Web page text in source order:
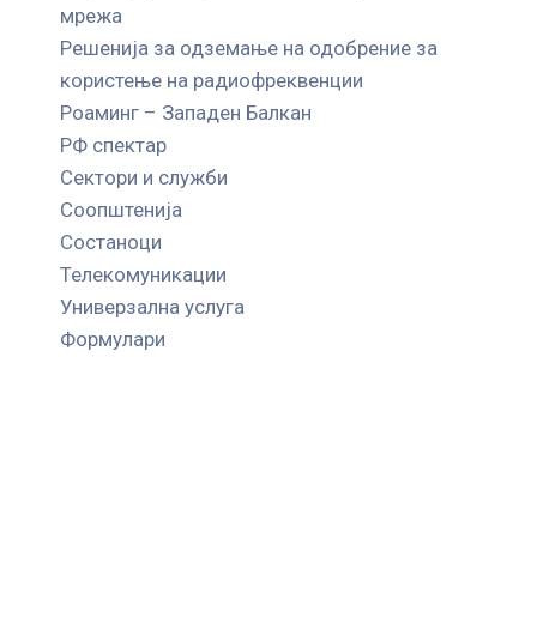
мрежа
Решенија за одземање на одобрение за
користење на радиофреквенции
Роаминг – Западен Балкан
РФ спектар
Сектори и служби
Соопштенија
Состаноци
Телекомуникации
Универзална услуга
Формулари